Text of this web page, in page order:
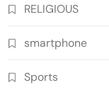
RELIGIOUS
smartphone
Sports